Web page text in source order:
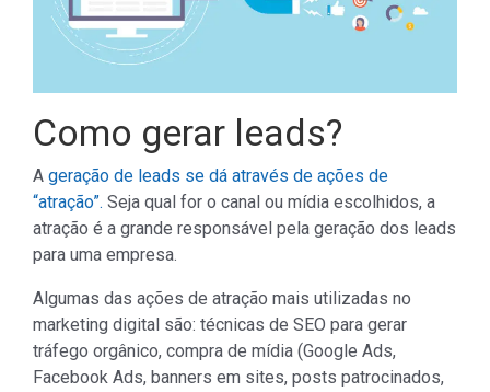
Como gerar leads?
A geração de leads se dá através de ações de
“atração”. Seja qual for o canal ou mídia escolhidos, a
atração é a grande responsável pela geração dos leads
para uma empresa.
Algumas das ações de atração mais utilizadas no
marketing digital são: técnicas de SEO para gerar
tráfego orgânico, compra de mídia (Google Ads,
Facebook Ads, banners em sites, posts patrocinados,